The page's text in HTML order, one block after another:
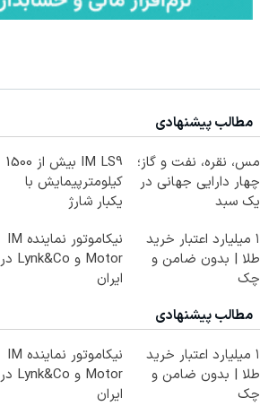
مطالب پیشنهادی
مس، نقره، نفت و گاز؛
چهار دارایی جهانی در
یک سبد
IM LS9 بیش از 1500
کیلومترپیمایش با
یکبار شارژ
۱ میلیارد اعتبار خرید
طلا | بدون ضامن و
چک
نیکاموتور نماینده IM
Motor و Lynk&Co در
ایران
مطالب پیشنهادی
۱ میلیارد اعتبار خرید
طلا | بدون ضامن و
چک
نیکاموتور نماینده IM
Motor و Lynk&Co در
ایران